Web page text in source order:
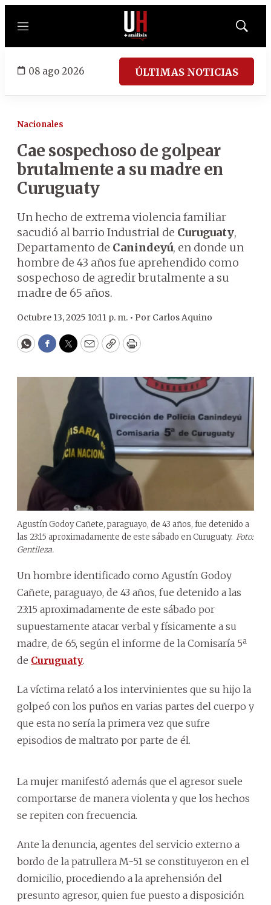
Menú
Mostrar
08 ago 2026 ÚLTIMAS NOTICIAS
Nacionales
Cae sospechoso de golpear
brutalmente a su madre en
Curuguaty
Un hecho de extrema violencia familiar
sacudió al barrio Industrial de Curuguaty,
Departamento de Canindeyú, en donde un
hombre de 43 años fue aprehendido como
sospechoso de agredir brutalmente a su
madre de 65 años.
Octubre 13, 2025 10:11 p. m. • Por Carlos Aquino
WhatsApp
Facebook
Twitter
EmailCopyPrint
Agustín Godoy Cañete, paraguayo, de 43 años, fue detenido a
las 23:15 aproximadamente de este sábado en Curuguaty. Foto:
Gentileza.
Un hombre identificado como Agustín Godoy
Cañete, paraguayo, de 43 años, fue detenido a las
23:15 aproximadamente de este sábado por
supuestamente atacar verbal y físicamente a su
madre, de 65, según el informe de la Comisaría 5ª
de Curuguaty.
La víctima relató a los intervinientes que su hijo la
golpeó con los puños en varias partes del cuerpo y
que esta no sería la primera vez que sufre
episodios de maltrato por parte de él.
La mujer manifestó además que el agresor suele
comportarse de manera violenta y que los hechos
se repiten con frecuencia.
Ante la denuncia, agentes del servicio externo a
bordo de la patrullera M-51 se constituyeron en el
domicilio, procediendo a la aprehensión del
presunto agresor, quien fue puesto a disposición